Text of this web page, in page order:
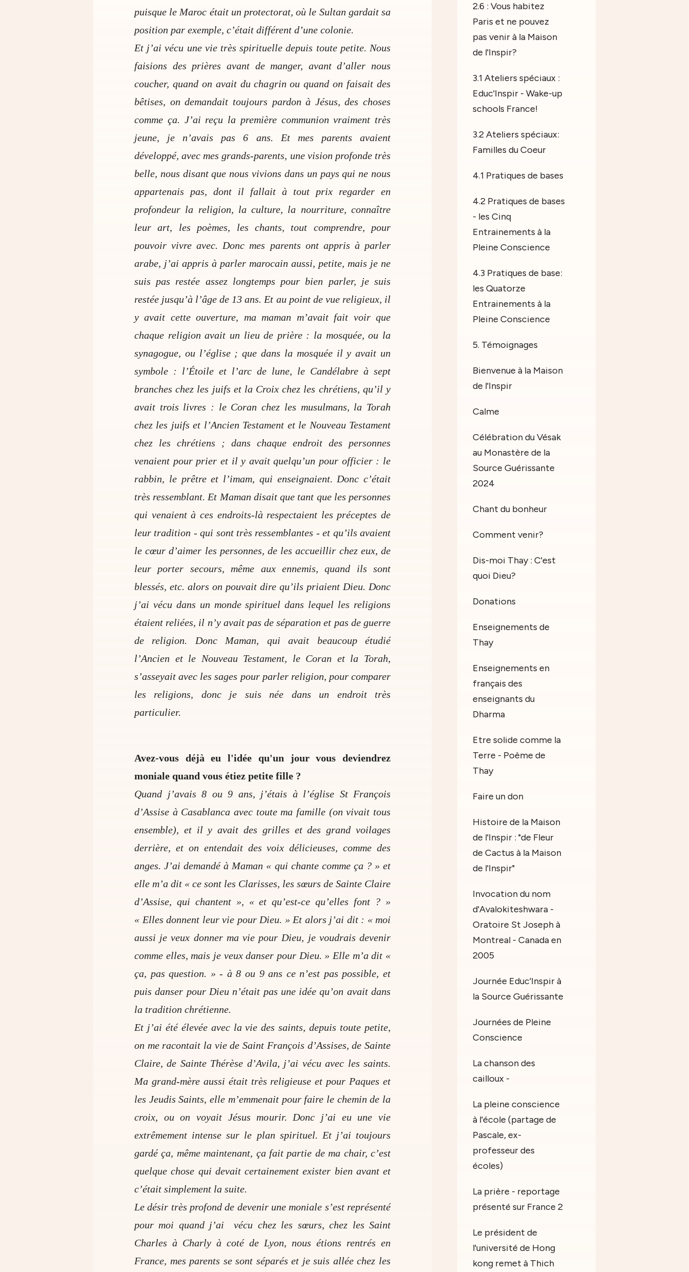
puisque le Maroc était un protectorat, où le Sultan gardait sa
position par exemple, c’était différent d’une colonie.
Et j’ai vécu une vie très spirituelle depuis toute petite. Nous
faisions des prières avant de manger, avant d’aller nous
coucher, quand on avait du chagrin ou quand on faisait des
bêtises, on demandait toujours pardon à Jésus, des choses
comme ça. J’ai reçu la première communion vraiment très
jeune, je n’avais pas 6 ans. Et mes parents avaient
développé, avec mes grands-parents, une vision profonde très
belle, nous disant que nous vivions dans un pays qui ne nous
appartenais pas, dont il fallait à tout prix regarder en
profondeur la religion, la culture, la nourriture, connaître
leur art, les poèmes, les chants, tout comprendre, pour
pouvoir vivre avec. Donc mes parents ont appris à parler
arabe, j’ai appris à parler marocain aussi, petite, mais je ne
suis pas restée assez longtemps pour bien parler, je suis
restée jusqu’à l’âge de 13 ans. Et au point de vue religieux, il
y avait cette ouverture, ma maman m’avait fait voir que
chaque religion avait un lieu de prière : la mosquée, ou la
synagogue, ou l’église ; que dans la mosquée il y avait un
symbole : l’Étoile et l’arc de lune, le Candélabre à sept
branches chez les juifs et la Croix chez les chrétiens, qu’il y
avait trois livres : le Coran chez les musulmans, la Torah
chez les juifs et l’Ancien Testament et le Nouveau Testament
chez les chrétiens ; dans chaque endroit des personnes
venaient pour prier et il y avait quelqu’un pour officier : le
rabbin, le prêtre et l’imam, qui enseignaient. Donc c’était
très ressemblant. Et Maman disait que tant que les personnes
qui venaient à ces endroits-là respectaient les préceptes de
leur tradition - qui sont très ressemblantes - et qu’ils avaient
le cœur d’aimer les personnes, de les accueillir chez eux, de
leur porter secours, même aux ennemis, quand ils sont
blessés, etc. alors on pouvait dire qu’ils priaient Dieu. Donc
j’ai vécu dans un monde spirituel dans lequel les religions
étaient reliées, il n’y avait pas de séparation et pas de guerre
de religion. Donc Maman, qui avait beaucoup étudié
l’Ancien et le Nouveau Testament, le Coran et la Torah,
s’asseyait avec les sages pour parler religion, pour comparer
les religions, donc je suis née dans un endroit très
particulier.
Avez-vous déjà eu l'idée qu'un jour vous deviendrez
moniale quand vous étiez petite fille ?
Quand j’avais 8 ou 9 ans, j’étais à l’église St François
d’Assise à Casablanca avec toute ma famille (on vivait tous
ensemble), et il y avait des grilles et des grand voilages
derrière, et on entendait des voix délicieuses, comme des
anges. J’ai demandé à Maman « qui chante comme ça ? » et
elle m’a dit « ce sont les Clarisses, les sœurs de Sainte Claire
d’Assise, qui chantent », « et qu’est-ce qu’elles font ? »
« Elles donnent leur vie pour Dieu. » Et alors j’ai dit : « moi
aussi je veux donner ma vie pour Dieu, je voudrais devenir
comme elles, mais je veux danser pour Dieu. » Elle m’a dit «
ça, pas question. » - à 8 ou 9 ans ce n’est pas possible, et
puis danser pour Dieu n’était pas une idée qu’on avait dans
la tradition chrétienne.
Et j’ai été élevée avec la vie des saints, depuis toute petite,
on me racontait la vie de Saint François d’Assises, de Sainte
Claire, de Sainte Thérèse d’Avila, j’ai vécu avec les saints.
Ma grand-mère aussi était très religieuse et pour Paques et
les Jeudis Saints, elle m’emmenait pour faire le chemin de la
croix, ou on voyait Jésus mourir. Donc j’ai eu une vie
extrêmement intense sur le plan spirituel. Et j’ai toujours
gardé ça, même maintenant, ça fait partie de ma chair, c’est
quelque chose qui devait certainement exister bien avant et
c’était simplement la suite.
Le désir très profond de devenir une moniale s’est représenté
pour moi quand j’ai vécu chez les sœurs, chez les Saint
Charles à Charly à coté de Lyon, nous étions rentrés en
France, mes parents se sont séparés et je suis allée chez les
2.6 : Vous habitez
Paris et ne pouvez
pas venir à la Maison
de l'Inspir?
3.1 Ateliers spéciaux :
Educ'Inspir - Wake-up
schools France!
3.2 Ateliers spéciaux:
Familles du Coeur
4.1 Pratiques de bases
4.2 Pratiques de bases
- les Cinq
Entrainements à la
Pleine Conscience
4.3 Pratiques de base:
les Quatorze
Entrainements à la
Pleine Conscience
5. Témoignages
Bienvenue à la Maison
de l'Inspir
Calme
Célébration du Vésak
au Monastère de la
Source Guérissante
2024
Chant du bonheur
Comment venir?
Dis-moi Thay : C'est
quoi Dieu?
Donations
Enseignements de
Thay
Enseignements en
français des
enseignants du
Dharma
Etre solide comme la
Terre - Poème de
Thay
Faire un don
Histoire de la Maison
de l'Inspir : "de Fleur
de Cactus à la Maison
de l'Inspir"
Invocation du nom
d'Avalokiteshwara -
Oratoire St Joseph à
Montreal - Canada en
2005
Journée Educ'Inspir à
la Source Guérissante
Journées de Pleine
Conscience
La chanson des
cailloux -
La pleine conscience
à l'école (partage de
Pascale, ex-
professeur des
écoles)
La prière - reportage
présenté sur France 2
Le président de
l'université de Hong
kong remet à Thich